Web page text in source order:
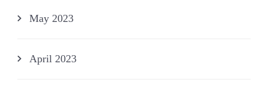
May 2023
April 2023